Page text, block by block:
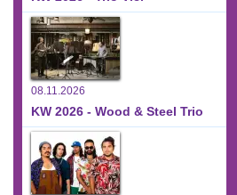
08.11.2026
KW 2026 - Wood & Steel Trio